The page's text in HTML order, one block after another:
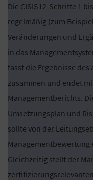
Die CISIS12-Schritte 1
regelmäßig (zum
Veränderungen und
in das
fasst die Ergebnisse des
zusammen und endet
Managementberichts.
Umsetzungsplan und
sollte von der
Gleichzeitig stellt der